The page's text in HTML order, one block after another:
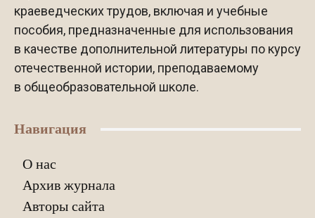
краеведческих трудов, включая и учебные
пособия, предназначенные для использования
в качестве дополнительной литературы по курсу
отечественной истории, преподаваемому
в общеобразовательной школе.
Навигация
О нас
Архив журнала
Авторы сайта